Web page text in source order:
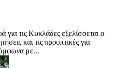
για τις Κυκλάδες εξελίσσεται ο
και τις προοπτικές για
με...